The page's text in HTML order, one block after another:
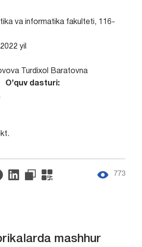
va informatika fakulteti, 116-
yil
Turdixol Baratovna
O’quv dasturi:
773
mashhur